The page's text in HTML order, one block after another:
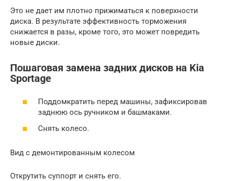
Это не дает им плотно прижиматься к поверхности
диска. В результате эффективность торможения
снижается в разы, кроме того, это может повредить
новые диски.
Пошаговая замена задних дисков на Kia
Sportage
Поддомкратить перед машины, зафиксировав
заднюю ось ручником и башмаками.
Снять колесо.
Вид с демонтированным колесом
Открутить суппорт и снять его.